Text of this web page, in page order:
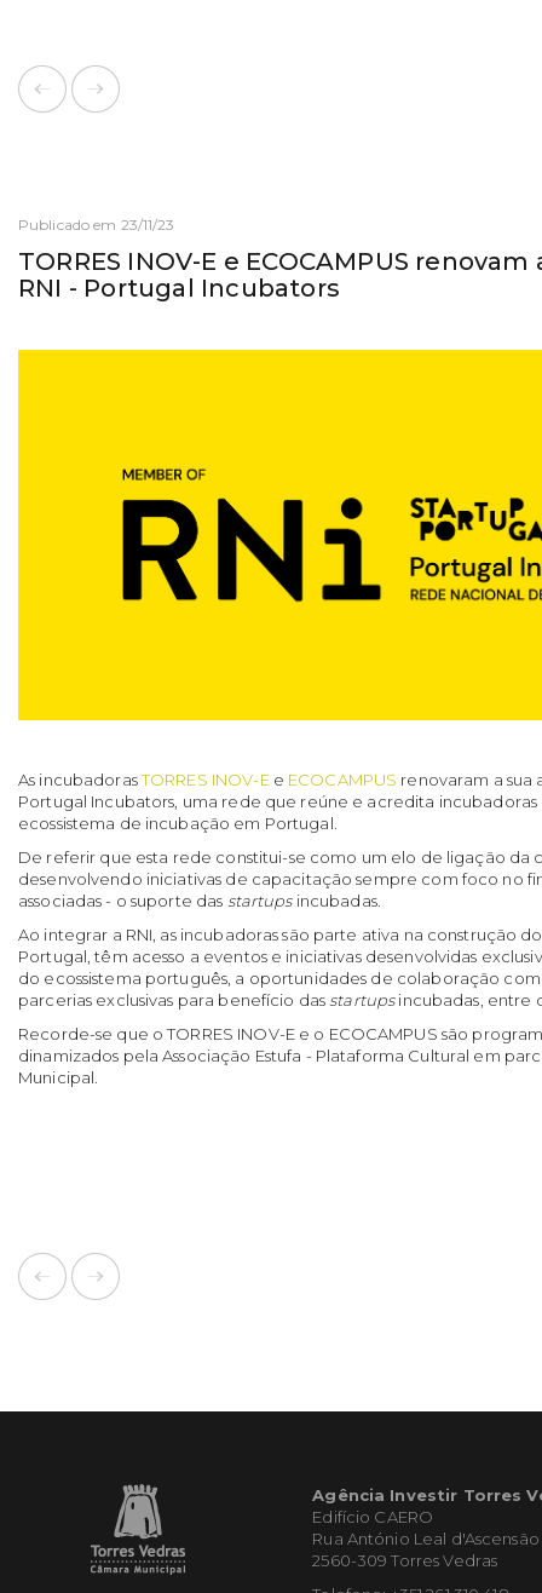
Publicado em 23/11/23
TORRES INOV-E e ECOCAMPUS
RNI - Portugal Incubators
As incubadorasTORRES INOV-Ee ECOCAMPUS renovaram a sua
Portugal Incubators, uma rede que reúne e acredita incubadoras
ecossistema de incubação em Portugal.
De referir que esta rede constitui-se como um elo de ligação da
desenvolvendo iniciativas de capacitação sempre com foco no
associadas - o suporte das startupsincubadas.
Ao integrar a RNI, as incubadoras são parte ativa na construção
Portugal, têm acesso a eventos e iniciativas desenvolvidas
do ecossistema português, a oportunidades de colaboração
parcerias exclusivas para benefício das startupsincubadas, entre
Recorde-se que o TORRES INOV-E e o ECOCAMPUS são
dinamizados pela Associação Estufa - Plataforma Cultural em
Municipal.
Agência Investir Torres
Edifício CAERO
Rua António Leal d'Ascensão
2560-309 Torres Vedras